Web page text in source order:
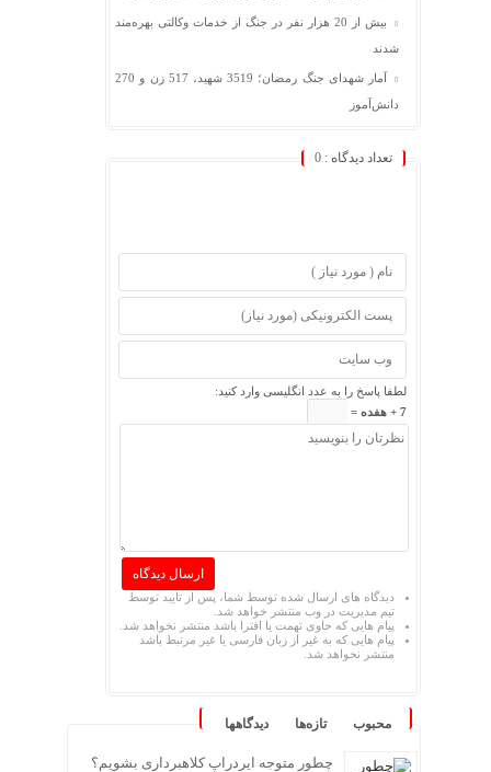
بیش از 20 هزار نفر در جنگ از خدمات وکالتی بهره‌مند
شدند
آمار شهدای جنگ رمضان؛ 3519 شهید، 517 زن و 270
دانش‌آموز
تعداد دیدگاه : 0
لطفا پاسخ را به عدد انگلیسی وارد کنید:
7 + هفده =
دیدگاه های ارسال شده توسط شما، پس از تایید توسط
تیم مدیریت در وب منتشر خواهد شد.
پیام هایی که حاوی تهمت یا افترا باشد منتشر نخواهد شد.
پیام هایی که به غیر از زبان فارسی یا غیر مرتبط باشد
منتشر نخواهد شد.
محبوب تازه‌ها دیدگاهها
چطور متوجه ایردراپ کلاهبرداری بشویم؟